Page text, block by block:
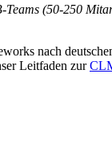
(50-250
nach
Leitfaden zur